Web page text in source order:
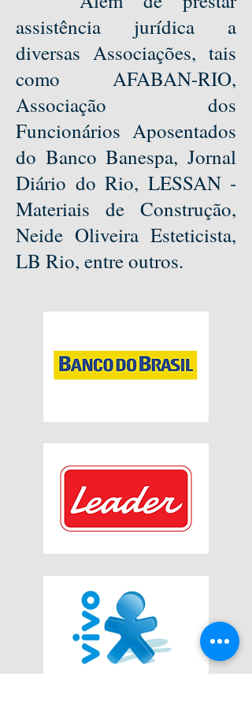
assistência jurídica a
diversas Associações, tais
como AFABAN-RIO,
Associação dos
Funcionários Aposentados
do Banco Banespa, Jornal
Diário do Rio, LESSAN -
Materiais de Construção,
Neide Oliveira Esteticista,
LB Rio, entre outros.